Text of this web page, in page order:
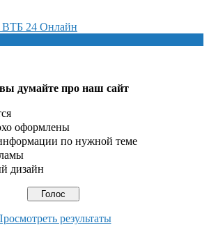
ВТБ 24 Онлайн
думайте про наш сайт
оформлены
по нужной теме
дизайн
результаты